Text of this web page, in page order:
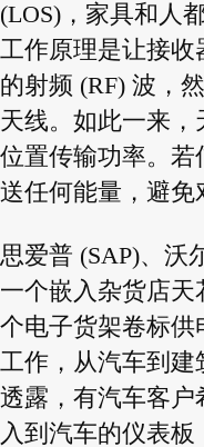
(LOS)，家具和人
工作原理是让接收
的射频 (RF) 波，
天线。如此一来
位置传输功率。若
送任何能量，避免
思爱普 (SAP)、沃
一个嵌入杂货店天
个电子货架卷标供
工作，从汽车到建
透露，有汽车客户
入到汽车的仪表